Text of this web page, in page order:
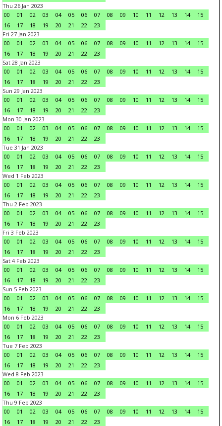
Thu 26 Jan 2023
00
01 02 03 04 05 06 07 08 09 10 11 12 13 14
15
16
17 18 19 20 21 22
23
Fri 27 Jan 2023
00
01 02 03 04 05 06 07 08 09 10 11 12 13 14
15
16
17 18 19 20 21 22
23
Sat 28 Jan 2023
00
01 02 03 04 05 06 07 08 09 10 11 12 13 14
15
16
17 18 19 20 21 22
23
Sun 29 Jan 2023
00
01 02 03 04 05 06 07 08 09 10 11 12 13 14
15
16
17 18 19 20 21 22
23
Mon 30 Jan 2023
00
01 02 03 04 05 06 07 08 09 10 11 12 13 14
15
16
17 18 19 20 21 22
23
Tue 31 Jan 2023
00
01 02 03 04 05 06 07 08 09 10 11 12 13 14
15
16
17 18 19 20 21 22
23
Wed 1 Feb 2023
00
01 02 03 04 05 06 07 08 09 10 11 12 13 14
15
16
17 18 19 20 21 22
23
Thu 2 Feb 2023
00
01 02 03 04 05 06 07 08 09 10 11 12 13 14
15
16
17 18 19 20 21 22
23
Fri 3 Feb 2023
00
01 02 03 04 05 06 07 08 09 10 11 12 13 14
15
16
17 18 19 20 21 22
23
Sat 4 Feb 2023
00
01 02 03 04 05 06 07 08 09 10 11 12 13 14
15
16
17 18 19 20 21 22
23
Sun 5 Feb 2023
00
01 02 03 04 05 06 07 08 09 10 11 12 13 14
15
16
17 18 19 20 21 22
23
Mon 6 Feb 2023
00
01 02 03 04 05 06 07 08 09 10 11 12 13 14
15
16
17 18 19 20 21 22
23
Tue 7 Feb 2023
00
01 02 03 04 05 06 07 08 09 10 11 12 13 14
15
16
17 18 19 20 21 22
23
Wed 8 Feb 2023
00
01 02 03 04 05 06 07 08 09 10 11 12 13 14
15
16
17 18 19 20 21 22
23
Thu 9 Feb 2023
00
01 02 03 04 05 06 07 08 09 10 11 12 13 14
15
16
17 18 19 20 21 22
23